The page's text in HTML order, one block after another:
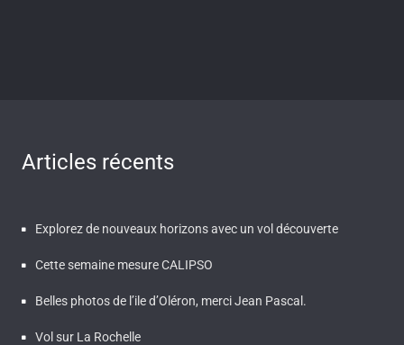
Articles récents
Explorez de nouveaux horizons avec un vol découverte
Cette semaine mesure CALIPSO
Belles photos de l’ile d’Oléron, merci Jean Pascal.
Vol sur La Rochelle